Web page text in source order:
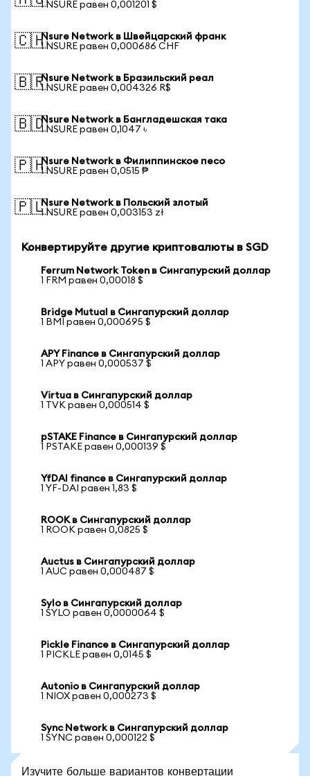
1 NSURE равен 0,001201 $
🇨🇭Nsure Network в Швейцарский франк
1 NSURE равен 0,000686 CHF
🇧🇷Nsure Network в Бразильский реал
1 NSURE равен 0,004326 R$
🇧🇩Nsure Network в Бангладешская така
1 NSURE равен 0,1047 ৳
🇵🇭Nsure Network в Филиппинское песо
1 NSURE равен 0,0515 ₱
🇵🇱Nsure Network в Польский злотый
1 NSURE равен 0,003153 zł
Конвертируйте другие криптовалюты в SGD
Ferrum Network Token в Сингапурский доллар
1 FRM равен 0,00018 $
Bridge Mutual в Сингапурский доллар
1 BMI равен 0,000695 $
APY Finance в Сингапурский доллар
1 APY равен 0,000537 $
Virtua в Сингапурский доллар
1 TVK равен 0,000514 $
pSTAKE Finance в Сингапурский доллар
1 PSTAKE равен 0,000139 $
YfDAI finance в Сингапурский доллар
1 YF-DAI равен 1,83 $
ROOK в Сингапурский доллар
1 ROOK равен 0,0825 $
Auctus в Сингапурский доллар
1 AUC равен 0,000487 $
Sylo в Сингапурский доллар
1 SYLO равен 0,0000064 $
Pickle Finance в Сингапурский доллар
1 PICKLE равен 0,0145 $
Autonio в Сингапурский доллар
1 NIOX равен 0,000273 $
Sync Network в Сингапурский доллар
1 SYNC равен 0,000122 $
Изучите больше вариантов конвертации